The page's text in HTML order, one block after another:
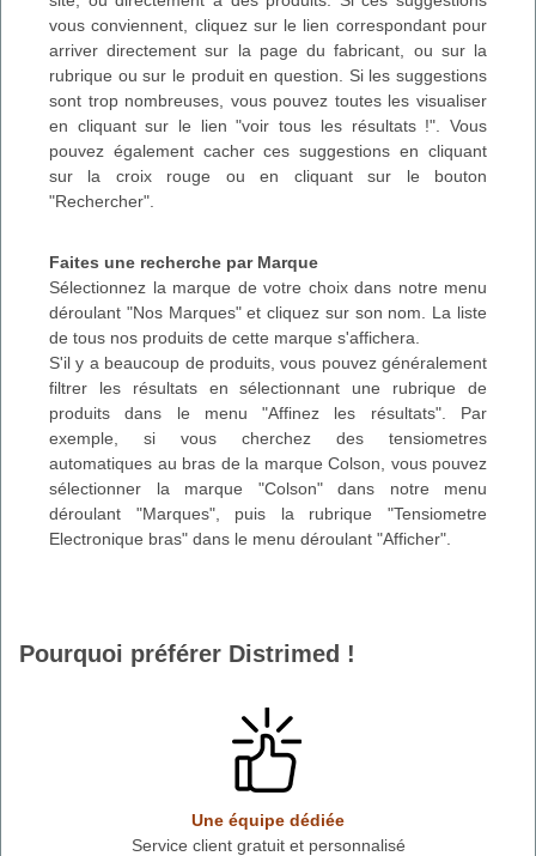
vous conviennent, cliquez sur le lien correspondant pour
arriver directement sur la page du fabricant, ou sur la
rubrique ou sur le produit en question. Si les suggestions
sont trop nombreuses, vous pouvez toutes les visualiser
en cliquant sur le lien "voir tous les résultats !". Vous
pouvez également cacher ces suggestions en cliquant
sur la croix rouge ou en cliquant sur le bouton
"Rechercher".
Faites une recherche par Marque
Sélectionnez la marque de votre choix dans notre menu
déroulant "Nos Marques" et cliquez sur son nom. La liste
de tous nos produits de cette marque s'affichera.
S'il y a beaucoup de produits, vous pouvez généralement
filtrer les résultats en sélectionnant une rubrique de
produits dans le menu "Affinez les résultats". Par
exemple, si vous cherchez des tensiometres
automatiques au bras de la marque Colson, vous pouvez
sélectionner la marque "Colson" dans notre menu
déroulant "Marques", puis la rubrique "Tensiometre
Electronique bras" dans le menu déroulant "Afficher".
Pourquoi préférer Distrimed !
Une équipe dédiée
Service client gratuit et personnalisé